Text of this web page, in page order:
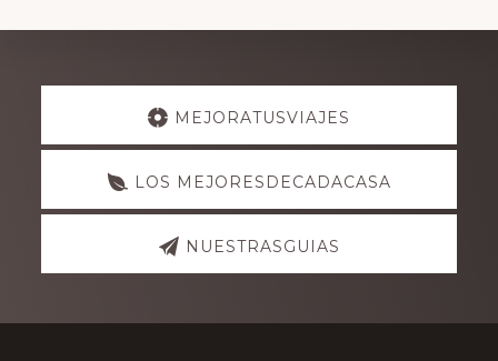
Explore
MEJORATUSVIAJES
LOS MEJORESDECADACASA
NUESTRASGUIAS